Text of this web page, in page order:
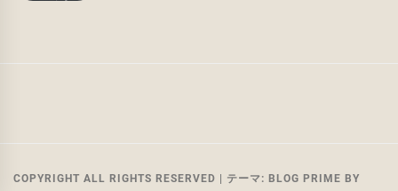
COPYRIGHT ALL RIGHTS RESERVED テーマ: BLOG PRIME BY